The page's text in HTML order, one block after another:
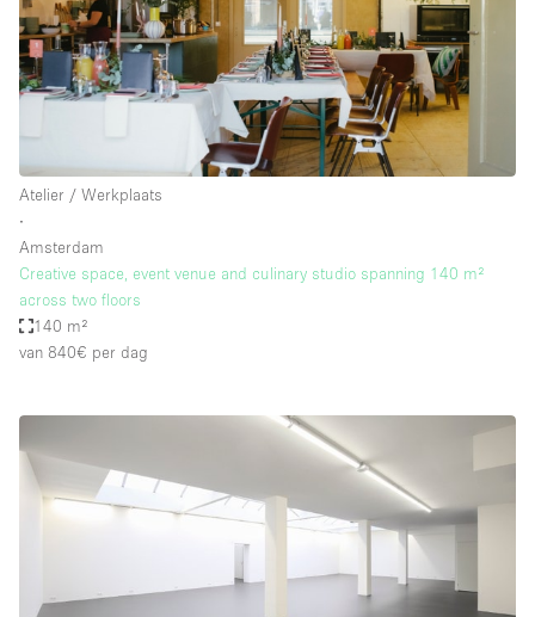
Atelier / Werkplaats
∙
Amsterdam
Creative space, event venue and culinary studio spanning 140 m²
across two floors
140 m²
van 840€ per dag